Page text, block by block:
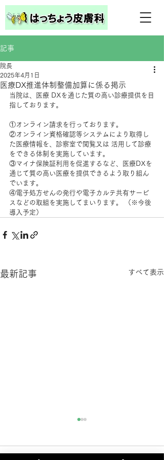
記事
医療DX推進体制整備加算に係る掲示
院長
2025年4月1日
当院は、医療 DXを通じた質の高い診療提供を目
指しております。
①オンライン請求を行っております。
②オンライン資格確認等システムにより取得し
た医療情報を、診察室で閲覧又は 活用して診療
をできる体制を実施しています。
③マイナ保険証利用を促進するなど、医療DXを
通じて質の高い医療を提供できるよう取り組ん
でいます。
④電子処方せんの発行や電子カルテ共有サービ
スなどの取組を実施してまいります。 （※今後
導入予定）
最新記事 すべて表示
お知らせ（7月21日）